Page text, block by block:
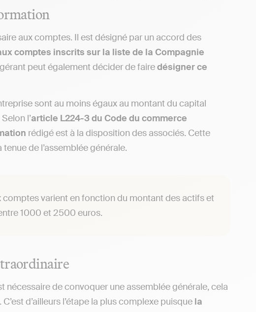
aux comptes. Il est désigné par un accord des
comptes inscrits sur la liste de la Compagnie
peut également décider de fairedésigner ce
sont au moins égaux au montant du capital
Selon l’article L224-3 du Code du commerce
rédigé est à la disposition des associés. Cette
de l’assemblée générale.
comptes varient en fonction du montant des actifs et
1000 et 2500 euros.
de convoquer une assemblée générale, cela
d’ailleurs l’étape la plus complexe puisque la